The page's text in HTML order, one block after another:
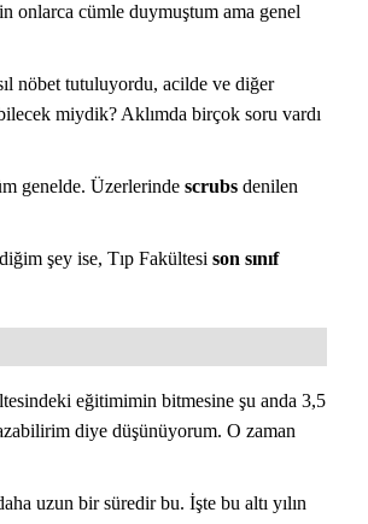
onlarca cümle duymuştum ama genel
nöbet tutuluyordu, acilde ve diğer
miydik? Aklımda birçok soru vardı
genelde. Üzerlerinde scrubs denilen
şey ise, Tıp Fakültesi son sınıf
eğitimimin bitmesine şu anda 3,5
diye düşünüyorum. O zaman
uzun bir süredir bu. İşte bu altı yılın